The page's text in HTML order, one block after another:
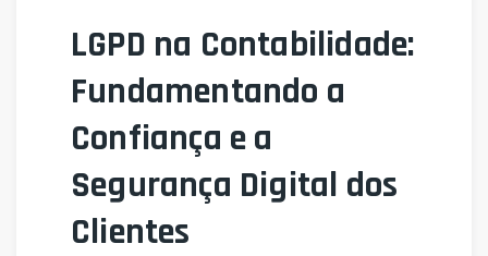
LGPD na Contabilidade:
Fundamentando a
Confiança e a
Segurança Digital dos
Clientes